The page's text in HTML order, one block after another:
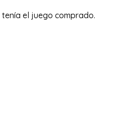
el juego comprado.